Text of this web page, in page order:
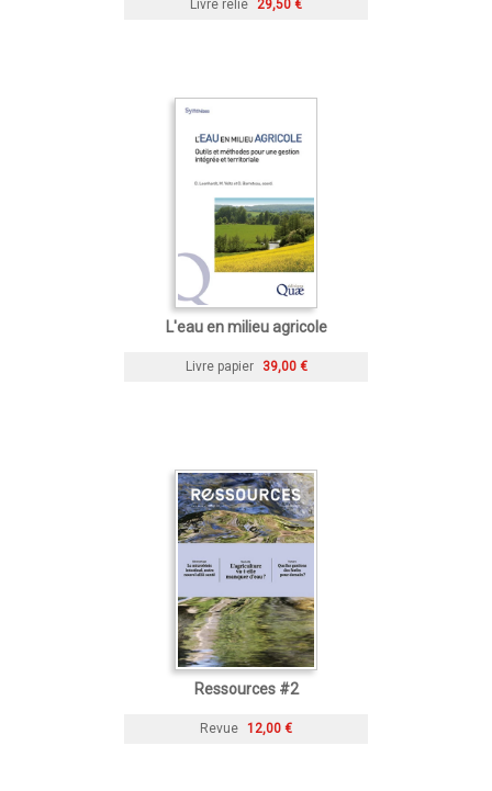
Livre relié 29,50 €
L'eau en milieu agricole
Livre papier 39,00 €
Ressources #2
Revue 12,00 €